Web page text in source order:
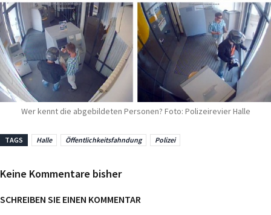
Wer kennt die abgebildeten Personen? Foto: Polizeirevier Halle
TAGS Halle Öffentlichkeitsfahndung Polizei
Keine Kommentare bisher
SCHREIBEN SIE EINEN KOMMENTAR